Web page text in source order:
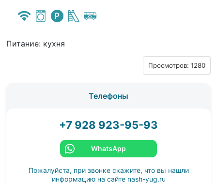
Питание: кухня
Просмотров: 1280
Телефоны
+7 928 923-95-93
WhatsApp
Пожалуйста, при звонке скажите, что вы нашли
информацию на сайте nash-yug.ru